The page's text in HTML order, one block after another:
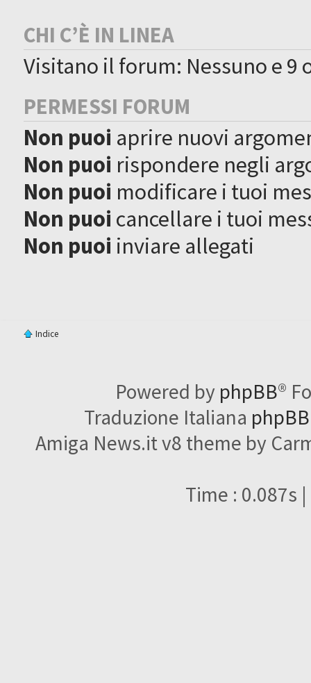
CHI C’È IN LINEA
Visitano il forum: Nessuno e 9
PERMESSI FORUM
Non puoi aprire nuovi
Non puoi rispondere negli
Non puoi modificare i tuoi
Non puoi cancellare i tuoi
Non puoi inviare allegati
Indice
Powered by phpBB®
Traduzione Italiana
Amiga News.it v8 theme by
Time : 0.087s